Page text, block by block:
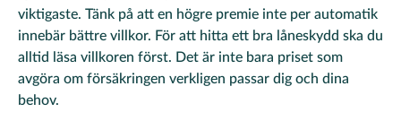
viktigaste. Tänk på att en högre premie inte per automatik
innebär bättre villkor. För att hitta ett bra låneskydd ska du
alltid läsa villkoren först. Det är inte bara priset som
avgöra om försäkringen verkligen passar dig och dina
behov.